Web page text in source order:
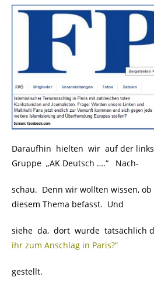
Daraufhin hielten wir auf der
Gruppe „AK Deutsch ….“ Nach-
schau. Denn wir wollten wissen,
diesem Thema befasst. Und
siehe da, dort wurde tatsächlich
ihr zum Anschlag in Paris?“
gestellt.